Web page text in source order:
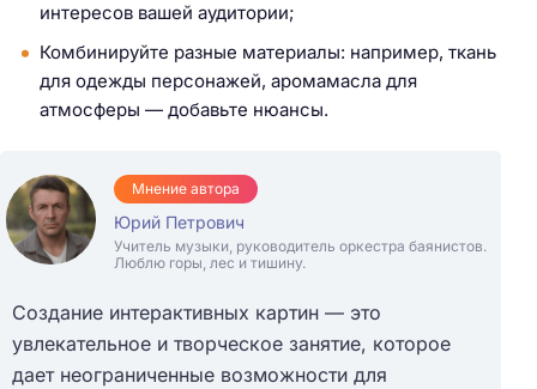
интересов вашей аудитории;
Комбинируйте разные материалы: например, ткань
для одежды персонажей, аромамасла для
атмосферы — добавьте нюансы.
Мнение автора
Юрий Петрович
Учитель музыки, руководитель оркестра баянистов.
Люблю горы, лес и тишину.
Создание интерактивных картин — это
увлекательное и творческое занятие, которое
дает неограниченные возможности для